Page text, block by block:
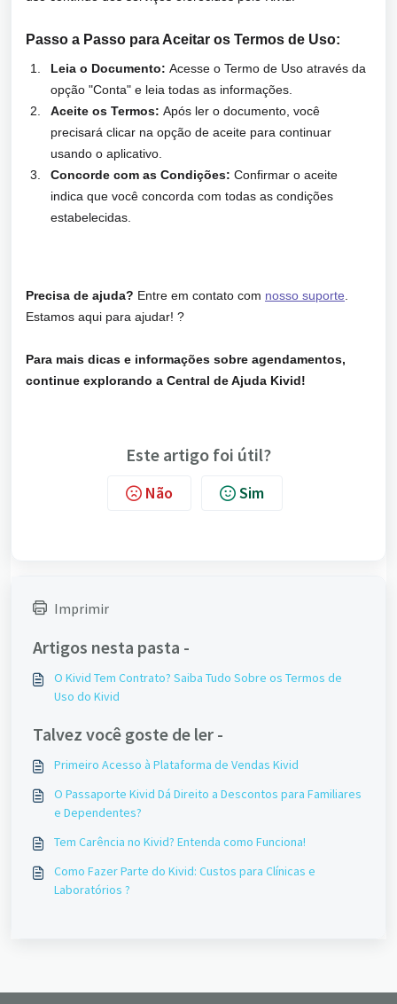
Passo a Passo para Aceitar os Termos de Uso:
Leia o Documento: Acesse o Termo de Uso através da
opção "Conta" e leia todas as informações.
Aceite os Termos: Após ler o documento, você
precisará clicar na opção de aceite para continuar
usando o aplicativo.
Concorde com as Condições: Confirmar o aceite
indica que você concorda com todas as condições
estabelecidas.
Precisa de ajuda? Entre em contato com nosso suporte
Estamos aqui para ajudar! ?
Para mais dicas e informações sobre agendamentos,
continue explorando a Central de Ajuda Kivid!
Este artigo foi útil?
Não Sim
Imprimir
Artigos nesta pasta -
O Kivid Tem Contrato? Saiba Tudo Sobre os Termos de
Uso do Kivid
Talvez você goste de ler -
Primeiro Acesso à Plataforma de Vendas Kivid
O Passaporte Kivid Dá Direito a Descontos para Familiares
e Dependentes?
Tem Carência no Kivid? Entenda como Funciona!
Como Fazer Parte do Kivid: Custos para Clínicas e
Laboratórios ?